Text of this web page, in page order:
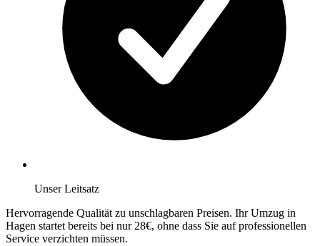
Unser Leitsatz
Hervorragende Qualität zu unschlagbaren Preisen. Ihr Umzug in
Hagen startet bereits bei nur 28€, ohne dass Sie auf professionellen
Service verzichten müssen.